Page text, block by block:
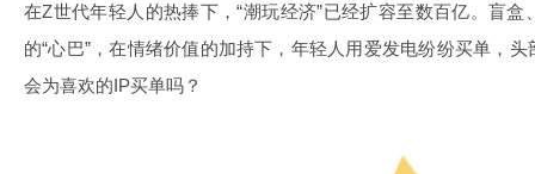
在Z世代年轻人的热捧下，“潮玩经济”已经扩容至数百亿。盲
的“心巴”，在情绪价值的加持下，年轻人用爱发电纷纷买单，
会为喜欢的IP买单吗？